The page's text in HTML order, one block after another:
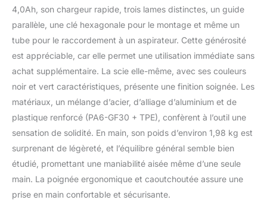
45°. Convient pour le
et d’autres matériaux,
avec angle de biseau
ajustable de 0 à 45°
Précision Laser et Guide
Parallèle : Le laser intégré
et le guide parallèle de la
mini scie circulaire sans
fil assurent des coupes
nettes et droites. Cette
scie circulaire offre un
alignement parfait et une
meilleure visibilité pour
des résultats précis et
professionnels à chaque
4,0Ah, son chargeur rapide, trois lames distinctes, un guide
parallèle, une clé hexagonale pour le montage et même un
tube pour le raccordement à un aspirateur. Cette générosité
est appréciable, car elle permet une utilisation immédiate sans
achat supplémentaire. La scie elle-même, avec ses couleurs
noir et vert caractéristiques, présente une finition soignée. Les
matériaux, un mélange d’acier, d’alliage d’aluminium et de
plastique renforcé (PA6-GF30 + TPE), confèrent à l’outil une
sensation de solidité. En main, son poids d’environ 1,98 kg est
surprenant de légèreté, et l’équilibre général semble bien
étudié, promettant une maniabilité aisée même d’une seule
main. La poignée ergonomique et caoutchoutée assure une
prise en main confortable et sécurisante.